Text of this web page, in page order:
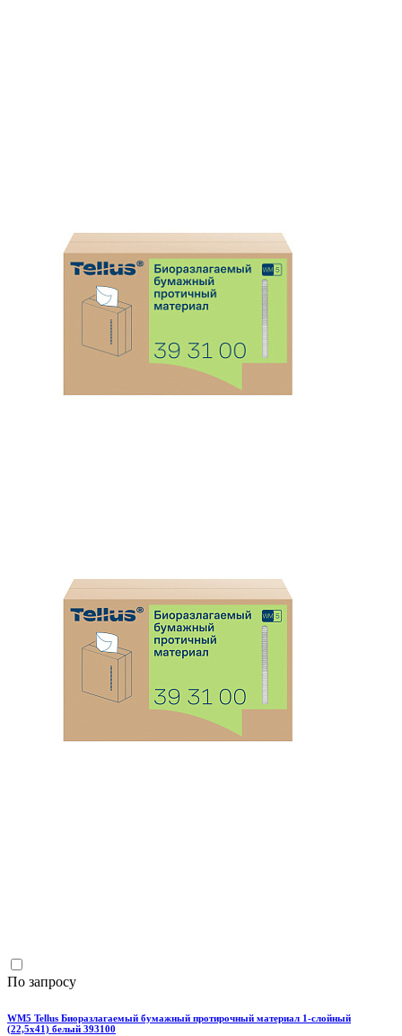
По запросу
WM5 Tellus Биоразлагаемый бумажный протирочный материал 1-слойный
(22,5х41) белый 393100